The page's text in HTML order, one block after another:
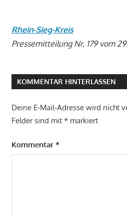
Rhein-Sieg-Kreis
Pressemitteilung Nr. 179 vom
KOMMENTAR HINTERLASSEN
Deine E-Mail-Adresse wird nicht
Felder sind mit *markiert
Kommentar *